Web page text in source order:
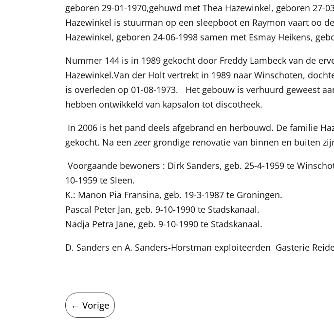
geboren 29-01-1970,gehuwd met Thea Hazewinkel, geboren 27-
Hazewinkel is stuurman op een sleepboot en Raymon vaart oo
Hazewinkel, geboren 24-06-1998 samen met Esmay Heikens,
Nummer 144 is in 1989 gekocht door Freddy Lambeck van de
Hazewinkel.Van der Holt vertrekt in 1989 naar Winschoten,
is overleden op 01-08-1973. Het gebouw is verhuurd geweest
hebben ontwikkeld van kapsalon tot discotheek.
In 2006 is het pand deels afgebrand en herbouwd. De familie
gekocht. Na een zeer grondige renovatie van binnen en buiten
Voorgaande bewoners : Dirk Sanders, geb. 25-4-1959 te
10-1959 te Sleen.
K.: Manon Pia Fransina, geb. 19-3-1987 te Groningen.
Pascal Peter Jan, geb. 9-10-1990 te Stadskanaal.
Nadja Petra Jane, geb. 9-10-1990 te Stadskanaal.
D. Sanders en A. Sanders-Horstman exploiteerden Gasterie
←Vorige